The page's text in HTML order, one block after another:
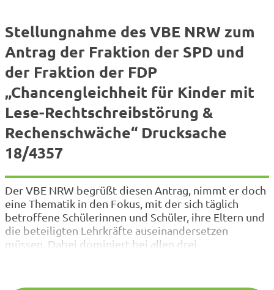
Stellungnahme des VBE NRW zum
Antrag der Fraktion der SPD und
der Fraktion der FDP
„Chancengleichheit für Kinder mit
Lese-Rechtschreibstörung &
Rechenschwäche“ Drucksache
18/4357
Der VBE NRW begrüßt diesen Antrag, nimmt er doch
eine Thematik in den Fokus, mit der sich täglich
betroffene Schülerinnen und Schüler, ihre Eltern und
die beteiligten Lehrkräfte auseinandersetzen
müssen. Dabei dominiert bei allen drei